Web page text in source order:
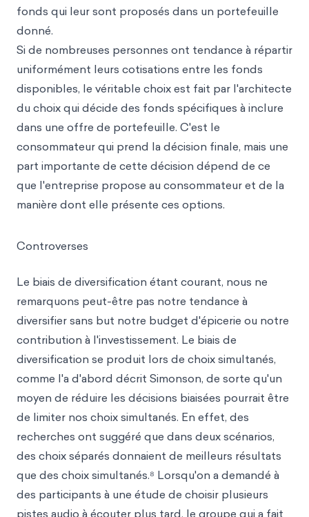
fonds qui leur sont proposés dans un portefeuille
donné.
Si de nombreuses personnes ont tendance à répartir
uniformément leurs cotisations entre les fonds
disponibles, le véritable choix est fait par l'architecte
du choix qui décide des fonds spécifiques à inclure
dans une offre de portefeuille. C'est le
consommateur qui prend la décision finale, mais une
part importante de cette décision dépend de ce
que l'entreprise propose au consommateur et de la
manière dont elle présente ces options.
Controverses
Le biais de diversification étant courant, nous ne
remarquons peut-être pas notre tendance à
diversifier sans but notre budget d'épicerie ou notre
contribution à l'investissement. Le biais de
diversification se produit lors de choix simultanés,
comme l'a d'abord décrit Simonson, de sorte qu'un
moyen de réduire les décisions biaisées pourrait être
de limiter nos choix simultanés. En effet, des
recherches ont suggéré que dans deux scénarios,
des choix séparés donnaient de meilleurs résultats
que des choix simultanés.⁸ Lorsqu'on a demandé à
des participants à une étude de choisir plusieurs
pistes audio à écouter plus tard, le groupe qui a fait